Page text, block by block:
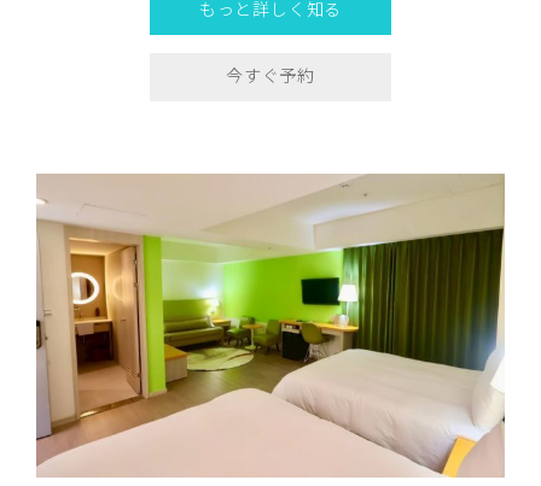
もっと詳しく知る
今すぐ予約